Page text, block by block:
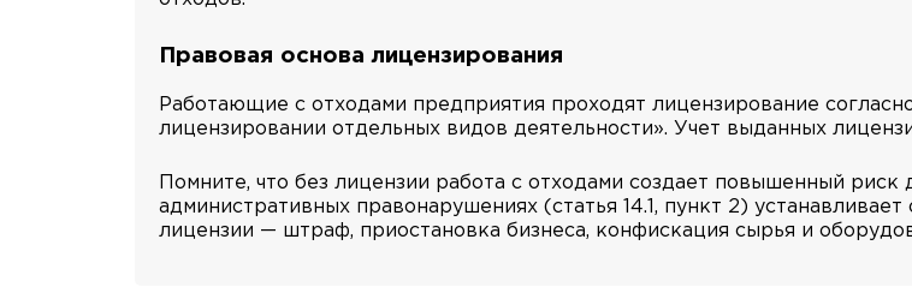
Правовая основа лицензирования
Работающие с отходами предприятия проходят лицензирование
лицензировании отдельных видов деятельности». Учет выданных
Помните, что без лицензии работа с отходами создает повышенный
административных правонарушениях (статья 14.1, пункт 2)
лицензии — штраф, приостановка бизнеса, конфискация сырья и